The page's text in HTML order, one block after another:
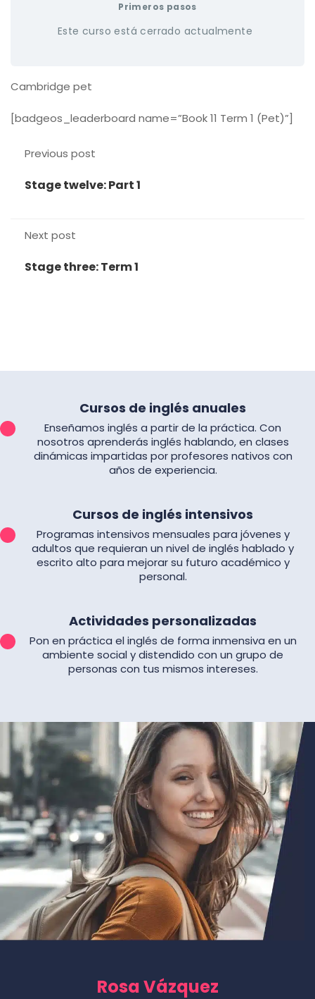
Primeros pasos
Este curso está cerrado actualmente
Cambridge pet
[badgeos_leaderboard name=”Book 11 Term 1 (Pet)”]
Previous post
Stage twelve: Part 1
Next post
Stage three: Term 1
Cursos de inglés anuales
Enseñamos inglés a partir de la práctica. Con
nosotros aprenderás inglés hablando, en clases
dinámicas impartidas por profesores nativos con
años de experiencia.
Cursos de inglés intensivos
Programas intensivos mensuales para jóvenes y
adultos que requieran un nivel de inglés hablado y
escrito alto para mejorar su futuro académico y
personal.
Actividades personalizadas
Pon en práctica el inglés de forma inmensiva en un
ambiente social y distendido con un grupo de
personas con tus mismos intereses.
Rosa Vázquez